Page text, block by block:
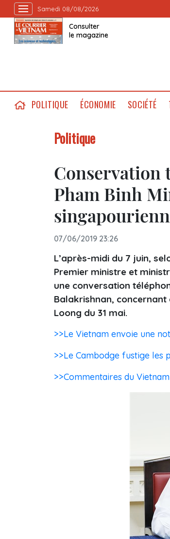
Samedi 08/08/2026
Consulter
le magazine
POLITIQUE ÉCONOMIE SOCIÉTÉ
Politique
Conservation
Pham Binh
07/06/2019 23:26
L’après-midi du 7 juin,
Premier ministre et
une conversation
Balakrishnan,
Loong du 31 mai.
>>Le Vietnam envoie une
>>Le Cambodge fustige les
>>Commentaires du